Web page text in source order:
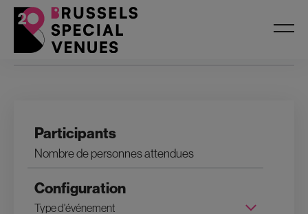
Filtres
Participants
Configuration